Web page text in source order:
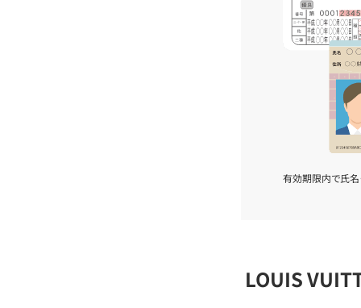
有効期限内で氏名
LOUIS